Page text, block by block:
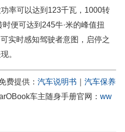
率可以达到123千瓦，1000转
便可达到245牛·米的峰值扭
实时感知驾驶者意图，启停之
。
费提供： 汽车说明书
汽车保养
车主随身手册官网： ww